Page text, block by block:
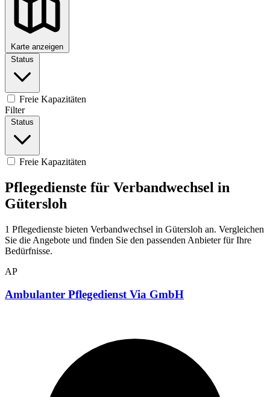
Karte anzeigen
Status
Freie Kapazitäten
Filter
Status
Freie Kapazitäten
Pflegedienste für Verbandwechsel in
Gütersloh
1 Pflegedienste bieten Verbandwechsel in Gütersloh an. Vergleichen
Sie die Angebote und finden Sie den passenden Anbieter für Ihre
Bedürfnisse.
AP
Ambulanter Pflegedienst Via GmbH